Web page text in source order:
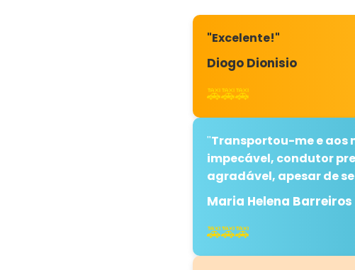
"Excelente!"
Diogo Dionisio
🚕🚕🚕
"Transportou-me e aos
impecável, condutor
agradável, apesar de
Maria Helena Barreiros
🚕🚕🚕